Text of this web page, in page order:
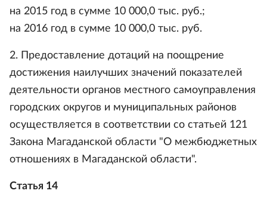
на 2015 год в сумме 10 000,0 тыс. руб.;
на 2016 год в сумме 10 000,0 тыс. руб.
2. Предоставление дотаций на поощрение
достижения наилучших значений показателей
деятельности органов местного самоуправления
городских округов и муниципальных районов
осуществляется в соответствии со статьей 121
Закона Магаданской области "О межбюджетных
отношениях в Магаданской области".
Статья 14